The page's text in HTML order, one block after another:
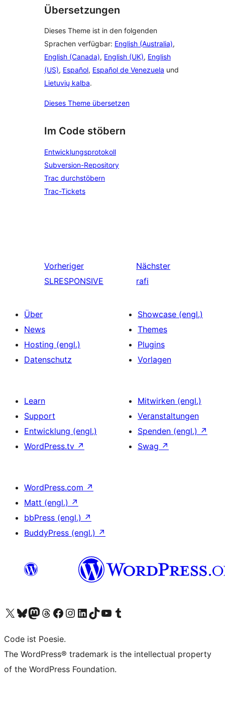
Übersetzungen
Dieses Theme ist in den folgenden
Sprachen verfügbar: English (Australia),
English (Canada), English (UK), English
(US), Español, Español de Venezuela und
Lietuvių kalba.
Dieses Theme übersetzen
Im Code stöbern
Entwicklungsprotokoll
Subversion-Repository
Trac durchstöbern
Trac-Tickets
Vorheriger
SLRESPONSIVE
Nächster
rafi
Über
News
Hosting (engl.)
Datenschutz
Showcase (engl.)
Themes
Plugins
Vorlagen
Learn
Support
Entwicklung (engl.)
WordPress.tv ↗
Mitwirken (engl.)
Veranstaltungen
Spenden (engl.) ↗
Swag ↗
WordPress.com ↗
Matt (engl.) ↗
bbPress (engl.) ↗
BuddyPress (engl.) ↗
Unser X-Konto (früher Twitter) besuchen
Unser Bluesky-Konto besuchen
Unser Mastodon-Konto besuchen
Unser Threads-Konto besuchen
Unsere Facebook-Seite besuchen
Unser Instagram-Konto besuchen
Unser LinkedIn-Konto besuchen
Unser TikTok-Konto besuchen
Unseren YouTube-Kanal besuchen
Unser Tumblr-Konto besuchen
Code ist Poesie.
The WordPress® trademark is the intellectual property
of the WordPress Foundation.